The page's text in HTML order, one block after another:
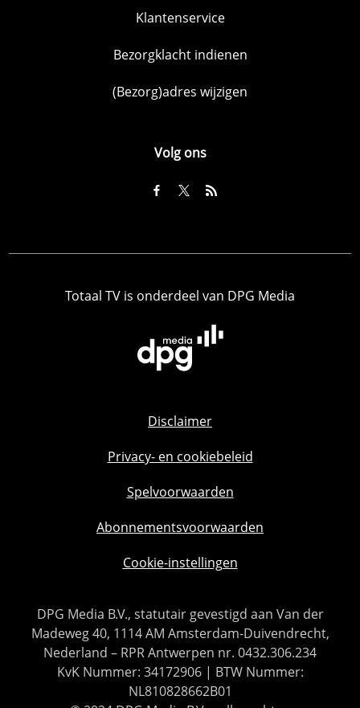
Klantenservice
Bezorgklacht indienen
(Bezorg)adres wijzigen
Volg ons
Totaal TV is onderdeel van DPG Media
Disclaimer
Privacy- en cookiebeleid
Spelvoorwaarden
Abonnementsvoorwaarden
Cookie-instellingen
DPG Media B.V., statutair gevestigd aan Van der
Madeweg 40, 1114 AM Amsterdam-Duivendrecht,
Nederland – RPR Antwerpen nr. 0432.306.234
KvK Nummer: 34172906 | BTW Nummer:
NL810828662B01